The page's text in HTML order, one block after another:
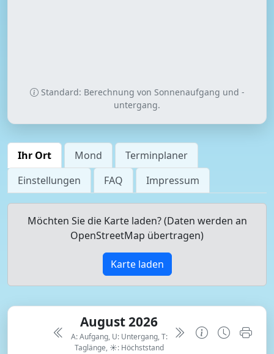
Standard: Berechnung von Sonnenaufgang und -
untergang.
Ihr Ort Mond
Terminplaner
Einstellungen
FAQ Impressum
Möchten Sie die Karte laden? (Daten werden an
OpenStreetMap übertragen)
Karte laden
August 2026
A: Aufgang, U: Untergang, T:
Taglänge, ☀: Höchststand